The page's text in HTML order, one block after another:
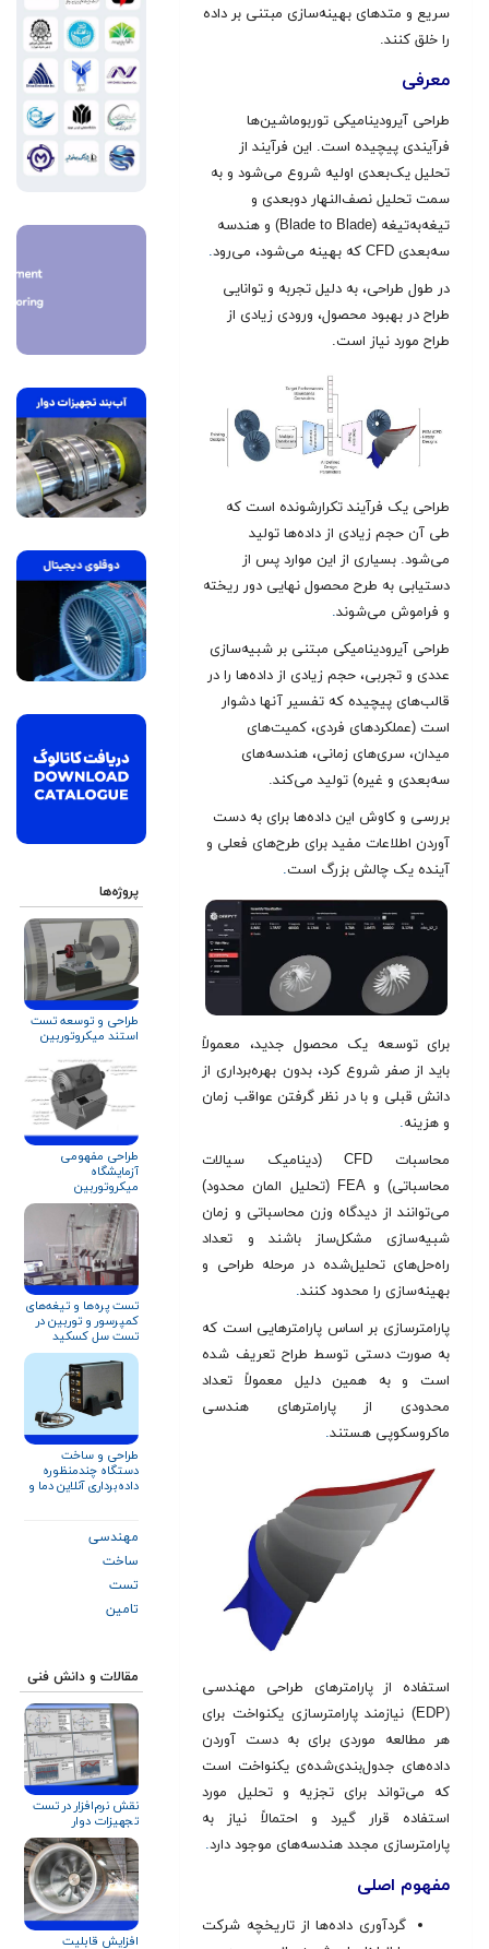
سریع و متدهای بهینه‌سازی مبتنی بر داده
را خلق کنند.
معرفی
طراحی آیرودینامیکی توربوماشین‌ها
فرآیندی پیچیده است. این فرآیند از
تحلیل یک‌بعدی اولیه شروع می‌شود و به
سمت تحلیل نصف‌النهار دوبعدی و
تیغه‌به‌تیغه (Blade to Blade) و هندسه
سه‌بعدی CFD که بهینه می‌شود، می‌رود
.
در طول طراحی، به دلیل تجربه و توانایی
طراح در بهبود محصول، ورودی زیادی از
طراح مورد نیاز است.
طراحی یک فرآیند تکرارشونده است که
طی آن حجم زیادی از داده‌ها تولید
می‌شود. بسیاری از این موارد پس از
دستیابی به طرح محصول نهایی دور ریخته
و فراموش می‌شوند.
طراحی آیرودینامیکی مبتنی بر شبیه‌سازی
عددی و تجربی، حجم زیادی از داده‌ها را در
قالب‌های پیچیده که تفسیر آنها دشوار
است (عملکردهای فردی، کمیت‌های
میدان، سری‌های زمانی، هندسه‌های
سه‌بعدی و غیره) تولید می‌کند.
بررسی و کاوش این داده‌‌ها برای به دست
آوردن اطلاعات مفید برای طرح‌های فعلی و
آینده یک چالش بزرگ است.
برای توسعه یک محصول جدید، معمولاً
باید از صفر شروع کرد، بدون بهره‌برداری از
دانش قبلی و با در نظر گرفتن عواقب زمان
و هزینه.
محاسبات CFD (دینامیک سیالات
محاسباتی) و FEA (تحلیل المان محدود)
می‌توانند از دیدگاه وزن محاسباتی و زمان
شبیه‌سازی مشکل‌ساز باشند و تعداد
راه‌حل‌های تحلیل‌شده در مرحله طراحی و
بهینه‌سازی را محدود کنند.
پارامترسازی بر اساس پارامترهایی است که
به صورت دستی توسط طراح تعریف شده
است و به همین دلیل معمولاً تعداد
محدودی از پارامترهای هندسی
ماکروسکوپی هستند.
استفاده از پارامترهای طراحی مهندسی
(EDP) نیازمند پارامترسازی یکنواخت برای
هر مطالعه موردی برای به دست آوردن
داده‌های جدول‌بندی‌شده‌ی یکنواخت است
که می‌تواند برای تجزیه و تحلیل مورد
استفاده قرار گیرد و احتمالاً نیاز به
پارامترسازی مجدد هندسه‌های موجود دارد.
مفهوم اصلی
گردآوری داده‌ها از تاریخچه شرکت
پروژه‌ها
طراحی و توسعه تست
استند میکروتوربین
طراحی مفهومی
آزمایشگاه
میکروتوربین
تست پره‌ها و تیغه‌های
کمپرسور و توربین در
تست سل کسکید
طراحی و ساخت
دستگاه چندمنظوره
داده‌برداری آنلاین دما و
مهندسی
ساخت
تست
تامین
مقالات و دانش فنی
نقش نرم‌افزار در تست
تجهیزات دوار‎
افزایش قابلیت